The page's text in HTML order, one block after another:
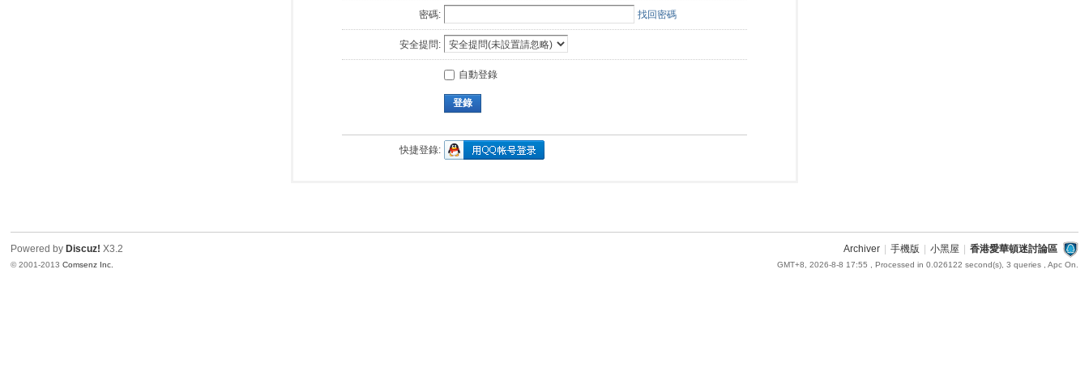
密碼: 找回密碼
安全提問:
自動登錄
登錄
快捷登錄:
Archiver 手機版 小黑屋 香港愛華頓迷討論區
GMT+8, 2026-8-8 17:55 , Processed in 0.026122 second(s), 3 queries , Apc On.
Powered by Discuz! X3.2
© 2001-2013Comsenz Inc.